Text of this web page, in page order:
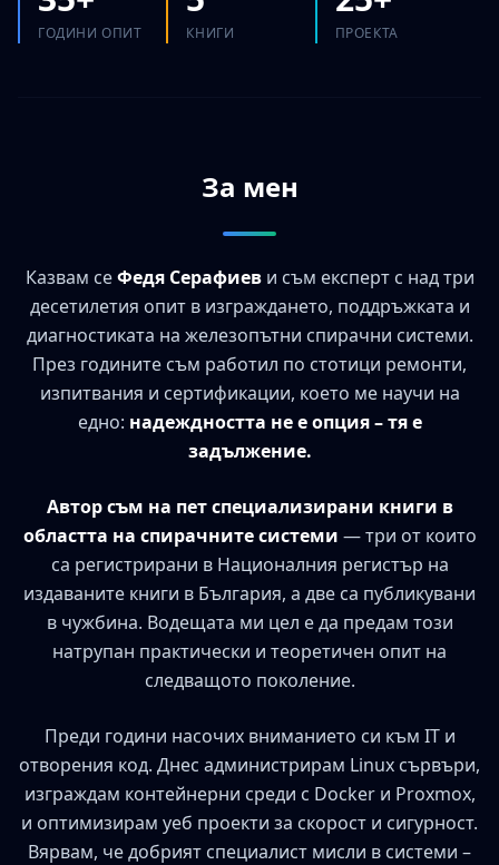
ГОДИНИ ОПИТ КНИГИ ПРОЕКТА
За мен
Казвам сеФедя Серафиеви съм експерт с над три
десетилетия опит в изграждането, поддръжката и
диагностиката на железопътни спирачни системи.
През годините съм работил по стотици ремонти,
изпитвания и сертификации, което ме научи на
едно: надеждността не е опция – тя е
задължение.
Автор съм на пет специализирани книги в
областта на спирачните системи — три от които
са регистрирани в Националния регистър на
издаваните книги в България, а две са публикувани
в чужбина. Водещата ми цел е да предам този
натрупан практически и теоретичен опит на
следващото поколение.
Преди години насочих вниманието си към IT и
отворения код. Днес администрирам Linux сървъри,
изграждам контейнерни среди с Docker и Proxmox,
и оптимизирам уеб проекти за скорост и сигурност.
Вярвам, че добрият специалист мисли в системи –